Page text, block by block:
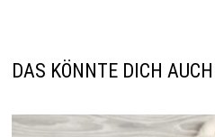
DAS KÖNNTE DICH